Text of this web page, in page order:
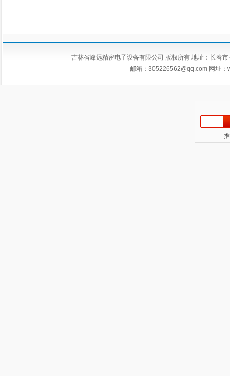
吉林省峰远精密电子设备有限公司 版权所有 地址：长
邮箱： 305226562@qq.com网址：